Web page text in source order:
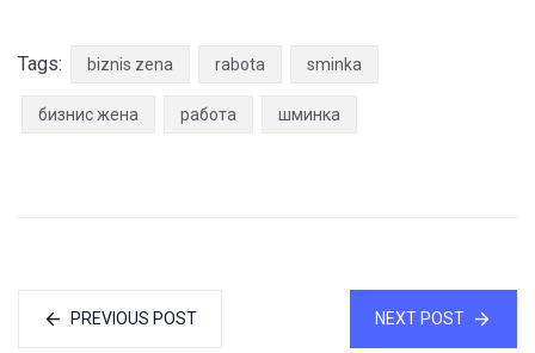
Tags: biznis zena rabota sminka
бизнис жена работа шминка
PREVIOUS POST NEXT POST